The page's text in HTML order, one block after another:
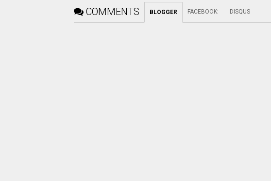
COMMENTS BLOGGER FACEBOOK: DISQUS